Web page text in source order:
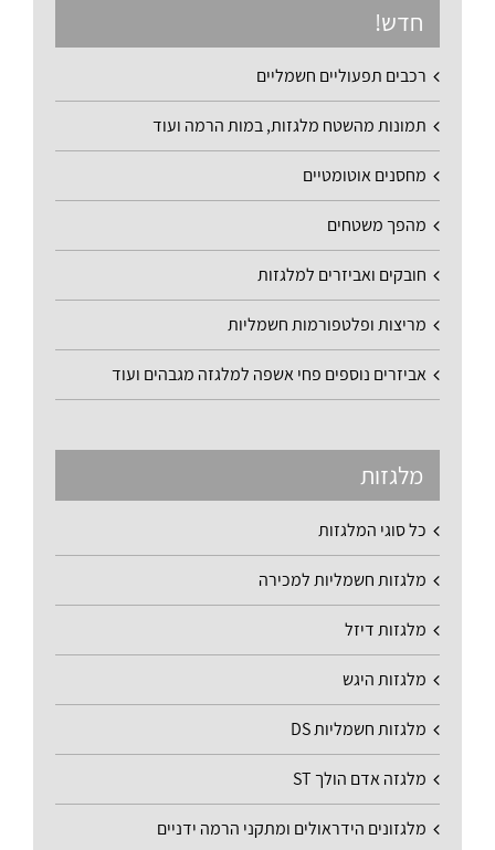
חדש!
רכבים תפעוליים חשמליים
תמונות מהשטח מלגזות, במות הרמה ועוד
מחסנים אוטומטיים
מהפך משטחים
חובקים ואביזרים למלגזות
מריצות ופלטפורמות חשמליות
אביזרים נוספים פחי אשפה למלגזה מגבהים ועוד
מלגזות
כל סוגי המלגזות
מלגזות חשמליות למכירה
מלגזות דיזל
מלגזות היגש
מלגזות חשמליות DS
מלגזה אדם הולך ST
מלגזונים הידראולים ומתקני הרמה ידניים